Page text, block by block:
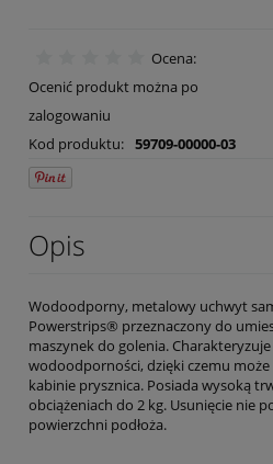
Ocena:
Ocenić produkt można po
zalogowaniu
Kod produktu: 59709-00000-03
Opis
Wodoodporny, metalowy uchwyt
Powerstrips® przeznaczony do
maszynek do golenia.
wodoodporności, dzięki czemu
kabinie prysznica. Posiada wysoką
obciążeniach do 2 kg. Usunięcie nie
powierzchni podłoża.